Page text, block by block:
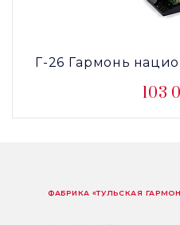
Г-26 Гармонь
103
ФАБРИКА «ТУЛЬСКАЯ